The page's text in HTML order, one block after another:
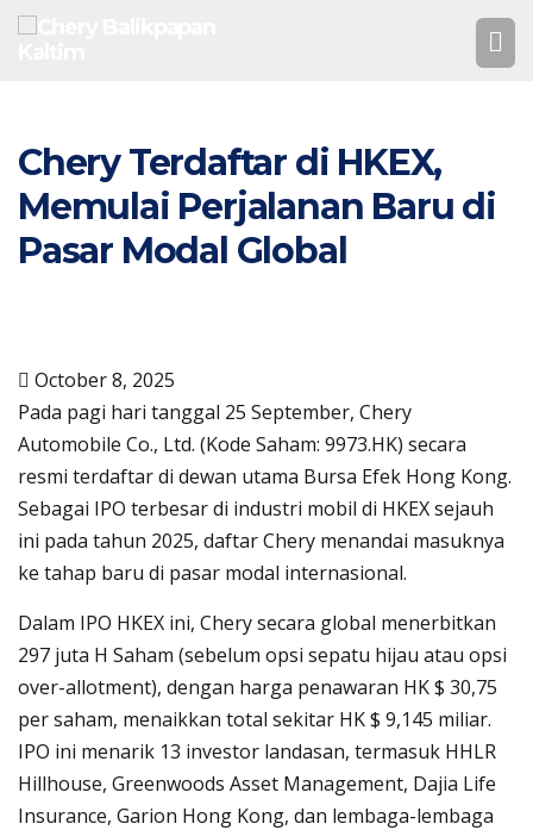
Chery Terdaftar di HKEX,
Memulai Perjalanan Baru di
Pasar Modal Global
October 8, 2025
Pada pagi hari tanggal 25 September, Chery
Automobile Co., Ltd. (Kode Saham: 9973.HK) secara
resmi terdaftar di dewan utama Bursa Efek Hong Kong.
Sebagai IPO terbesar di industri mobil di HKEX sejauh
ini pada tahun 2025, daftar Chery menandai masuknya
ke tahap baru di pasar modal internasional.
Dalam IPO HKEX ini, Chery secara global menerbitkan
297 juta H Saham (sebelum opsi sepatu hijau atau opsi
over-allotment), dengan harga penawaran HK $ 30,75
per saham, menaikkan total sekitar HK $ 9,145 miliar.
IPO ini menarik 13 investor landasan, termasuk HHLR
Hillhouse, Greenwoods Asset Management, Dajia Life
Insurance, Garion Hong Kong, dan lembaga-lembaga